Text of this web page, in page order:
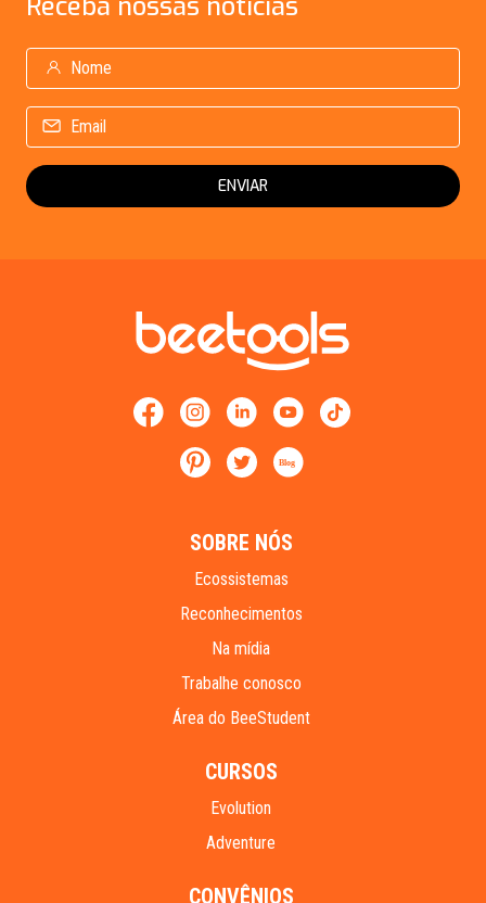
ENVIAR
Blog
SOBRE NÓS
Ecossistemas
Reconhecimentos
Na mídia
Trabalhe conosco
Área do BeeStudent
CURSOS
Evolution
Adventure
CONVÊNIOS